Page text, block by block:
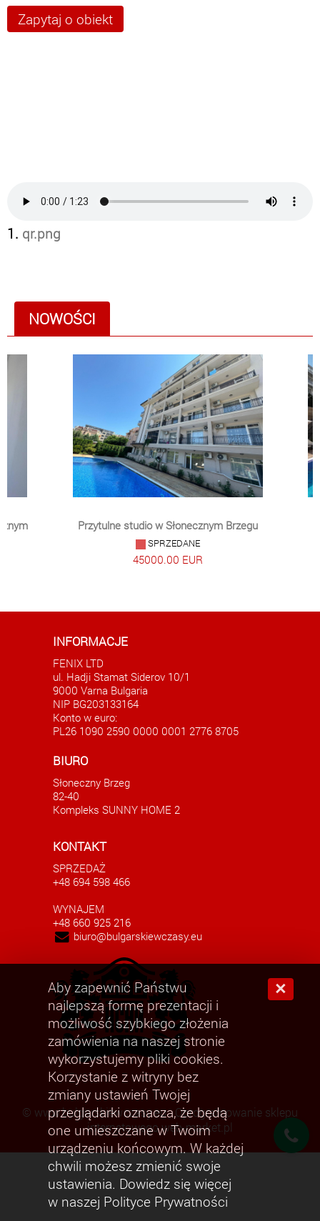
1. qr.png
NOWOŚCI
Przytulne studio w Słonecznym Brzegu
SPRZEDANE
45000.00 EUR
Dwupokojowe mieszkanie w Słonecznym
AKTUALNE
41500.00 EUR
INFORMACJE
FENIX LTD
ul. Hadji Stamat Siderov 10/1
9000 Varna Bulgaria
NIP BG203133164
Konto w euro:
PL26 1090 2590 0000 0001 2776 8705
BIURO
Słoneczny Brzeg
82-40
Kompleks SUNNY HOME 2
KONTAKT
SPRZEDAŻ
+48 694 598 466
WYNAJEM
+48 660 925 216
biuro@bulgarskiewczasy.eu
© www.bulgarskiewczasy.euOprogramowanie sklepu
internetowego web-market.pl
×
Aby zapewnić Państwu
najlepszą formę prezentacji i
możliwość szybkiego złożenia
zamówienia na naszej stronie
wykorzystujemy pliki cookies.
Korzystanie z witryny bez
zmiany ustawień Twojej
przeglądarki oznacza, że będą
one umieszczane w Twoim
urządzeniu końcowym. W każdej
chwili możesz zmienić swoje
ustawienia. Dowiedz się więcej
w naszej Polityce Prywatności